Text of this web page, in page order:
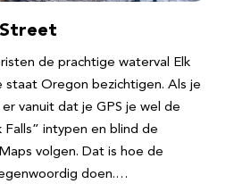
de prachtige waterval Elk
staat Oregon bezichtigen. Als je
vanuit dat je GPS je wel de
Falls” intypen en blind de
volgen. Dat is hoe de
doen.…